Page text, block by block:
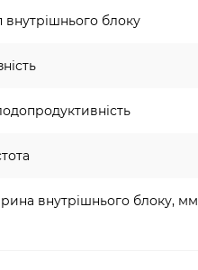
внутрішнього блоку
внутрішнього блоку, мм